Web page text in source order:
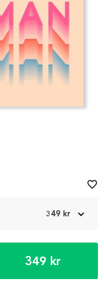
349 kr
349 kr
favorite_border